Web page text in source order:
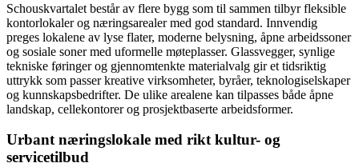
Schouskvartalet består av flere bygg som til sammen tilbyr fleksible
kontorlokaler og næringsarealer med god standard. Innvendig
preges lokalene av lyse flater, moderne belysning, åpne arbeidssoner
og sosiale soner med uformelle møteplasser. Glassvegger, synlige
tekniske føringer og gjennomtenkte materialvalg gir et tidsriktig
uttrykk som passer kreative virksomheter, byråer, teknologiselskaper
og kunnskapsbedrifter. De ulike arealene kan tilpasses både åpne
landskap, cellekontorer og prosjektbaserte arbeidsformer.
Urbant næringslokale med rikt kultur- og
servicetilbud